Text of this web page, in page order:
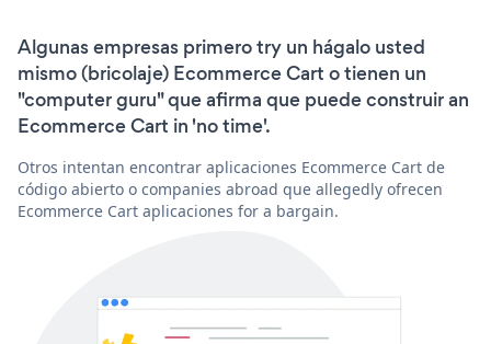
Algunas empresas primero try un hágalo usted
mismo (bricolaje) Ecommerce Cart o tienen un
"computer guru" que afirma que puede construir an
Ecommerce Cart in 'no time'.
Otros intentan encontrar aplicaciones Ecommerce Cart de
código abierto o companies abroad que allegedly ofrecen
Ecommerce Cart aplicaciones for a bargain.